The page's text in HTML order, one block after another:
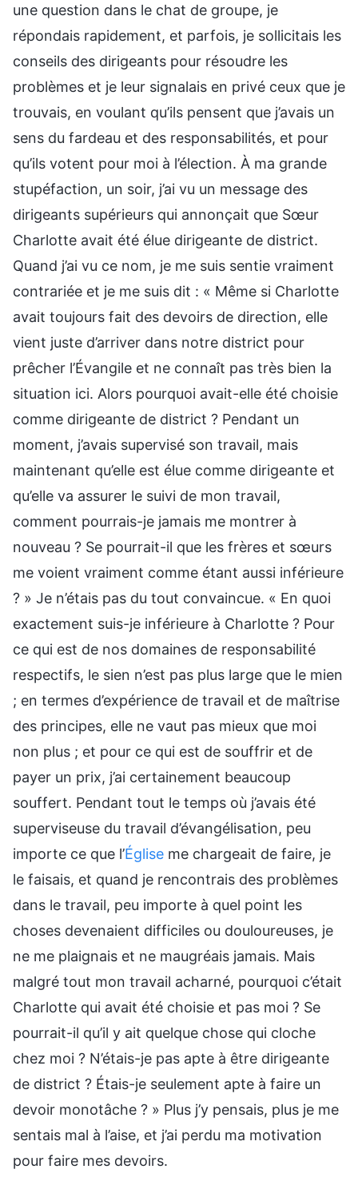
une question dans le chat de groupe, je
répondais rapidement, et parfois, je sollicitais les
conseils des dirigeants pour résoudre les
problèmes et je leur signalais en privé ceux que je
trouvais, en voulant qu’ils pensent que j’avais un
sens du fardeau et des responsabilités, et pour
qu’ils votent pour moi à l’élection. À ma grande
stupéfaction, un soir, j’ai vu un message des
dirigeants supérieurs qui annonçait que Sœur
Charlotte avait été élue dirigeante de district.
Quand j’ai vu ce nom, je me suis sentie vraiment
contrariée et je me suis dit : « Même si Charlotte
avait toujours fait des devoirs de direction, elle
vient juste d’arriver dans notre district pour
prêcher l’Évangile et ne connaît pas très bien la
situation ici. Alors pourquoi avait-elle été choisie
comme dirigeante de district ? Pendant un
moment, j’avais supervisé son travail, mais
maintenant qu’elle est élue comme dirigeante et
qu’elle va assurer le suivi de mon travail,
comment pourrais-je jamais me montrer à
nouveau ? Se pourrait-il que les frères et sœurs
me voient vraiment comme étant aussi inférieure
? » Je n’étais pas du tout convaincue. « En quoi
exactement suis-je inférieure à Charlotte ? Pour
ce qui est de nos domaines de responsabilité
respectifs, le sien n’est pas plus large que le mien
; en termes d’expérience de travail et de maîtrise
des principes, elle ne vaut pas mieux que moi
non plus ; et pour ce qui est de souffrir et de
payer un prix, j’ai certainement beaucoup
souffert. Pendant tout le temps où j’avais été
superviseuse du travail d’évangélisation, peu
importe ce que l’Église me chargeait de faire, je
le faisais, et quand je rencontrais des problèmes
dans le travail, peu importe à quel point les
choses devenaient difficiles ou douloureuses, je
ne me plaignais et ne maugréais jamais. Mais
malgré tout mon travail acharné, pourquoi c’était
Charlotte qui avait été choisie et pas moi ? Se
pourrait-il qu’il y ait quelque chose qui cloche
chez moi ? N’étais-je pas apte à être dirigeante
de district ? Étais-je seulement apte à faire un
devoir monotâche ? » Plus j’y pensais, plus je me
sentais mal à l’aise, et j’ai perdu ma motivation
pour faire mes devoirs.